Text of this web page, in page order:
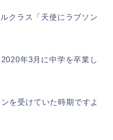
クラス「天使にラブソン
年3月に中学を卒業し
を受けていた時期ですよ